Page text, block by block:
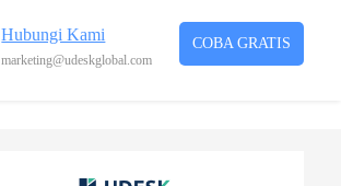
Hubungi Kami
marketing@udeskglobal.com
COBA GRATIS